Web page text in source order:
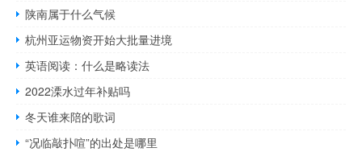
陕南属于什么气候
杭州亚运物资开始大批量进境
英语阅读：什么是略读法
2022溧水过年补贴吗
冬天谁来陪的歌词
“况临敲扑喧”的出处是哪里